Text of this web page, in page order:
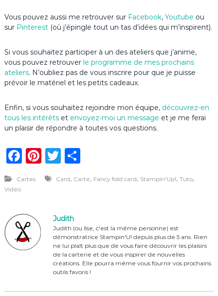
Vous pouvez aussi me retrouver sur Facebook, Youtube ou
sur Pinterest (où j’épingle tout un tas d’idées qui m’inspirent).
Si vous souhaitez participer à un des ateliers que j’anime,
vous pouvez retrouverle programme de mes prochains
ateliers. N’oubliez pas de vous inscrire pour que je puisse
prévoir le matériel et les petits cadeaux.
Enfin, si vous souhaitez rejoindre mon équipe, découvrez-en
tous les intérêtset envoyez-moi un message et je me ferai
un plaisir de répondre à toutes vos questions.
F
c
b
o
o
Pi
n
te
st
T
it
r
P
ta
Cartes Card, Carte, Fancy fold card, Stampin'Up!, Tuto,
Vidéo
Judith
Judith (ou Ilse, c'est la même personne) est
démonstratrice Stampin'U! depuis plus de 5 ans. Rien
ne lui plaît plus que de vous faire découvrir les plaisirs
de la carterie et de vous inspirer de nouvelles
créations. Elle pourra même vous fournir vos prochains
outils favoris !